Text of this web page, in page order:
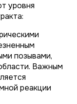
уровня
позывами,
Важным
реакции